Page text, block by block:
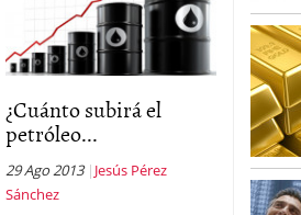
¿Cuánto subirá el
petróleo...
29 Ago 2013
Jesús Pérez
Sánchez